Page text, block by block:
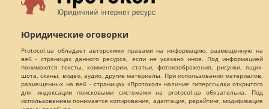
Юридические оговорки
Protocol.ua обладает авторскими правами на информацию, размещенную на
веб - страницах данного ресурса, если не указано иное. Под информацией
понимаются тексты, комментарии, статьи, фотоизображения, рисунки, ящик-
шота, сканы, видео, аудио, другие материалы. При использовании материалов,
размещенных на веб - страницах «Протокол» наличие гиперссылки открытого
для индексации поисковыми системами на protocol.ua обязательна. Под
использованием понимается копирования, адаптация, рерайтинг, модификация